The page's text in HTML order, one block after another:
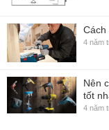
Cách
4 năm
Nên
tốt
4 năm